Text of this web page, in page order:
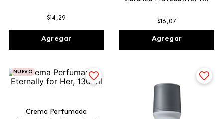
$14 ,29
Agregar
$16 ,07
Agregar
Crema Perfumada
NUEVO